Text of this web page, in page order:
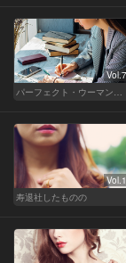
Vol.7
Vol.1
寿退社したものの